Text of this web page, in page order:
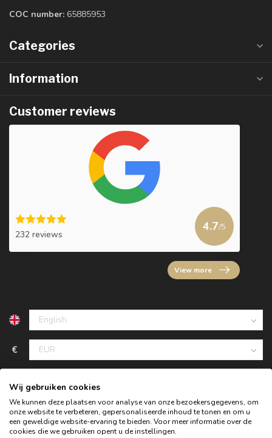
COC number: 65885953
Categories
Information
Customer reviews
232 reviews
4.7/5
View more
€
Wij gebruiken cookies
We kunnen deze plaatsen voor analyse van onze bezoekersgegevens, om
onze website te verbeteren, gepersonaliseerde inhoud te tonen en om u
een geweldige website-ervaring te bieden. Voor meer informatie over de
cookies die we gebruiken opent u de instellingen.